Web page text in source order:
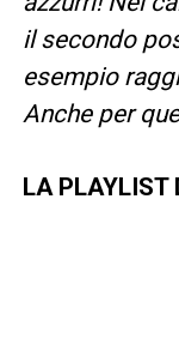
il secondo
esempio
Anche per
LA PLAYLIST